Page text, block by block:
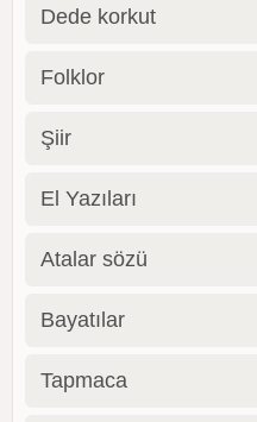
Dede korkut
Folklor
Şiir
El Yazıları
Atalar sözü
Bayatılar
Tapmaca